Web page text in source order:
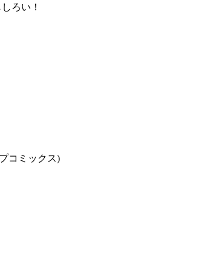
ろい！
コミックス)